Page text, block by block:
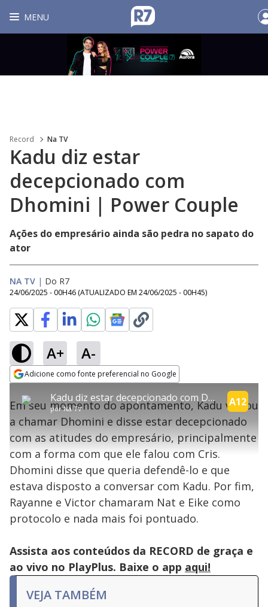
MENU
Record Na TV
Kadu diz estar
decepcionado com
Dhomini | Power Couple
Ações do empresário ainda são pedra no sapato do
ator
NA TV | Do R7
24/06/2025 - 00H46 (ATUALIZADO EM 24/06/2025 - 00H45)
A+ A-
Adicione como fonte preferencial no Google
a
window.
modal
be
by
the
key
activating
button.
explore
Conteúdo bloqueado
Lamentamos, mas o vídeo que está tentando assisitr é de exibição
exclusiva em território brasileiro :-(
Kadu diz estar decepcionado com Dhomini | Power Couple
porNa TV
A12
Em seu momento do apontamento, Kadu voltou
a chamar Dhomini e disse estar decepcionado
com as atitudes do empresário, principalmente
com a forma com que ele falou com Cris.
Dhomini disse que queria defendê-lo e que
estava disposto a conversar com Kadu. Por fim,
Rayanne e Victor chamaram Nat e Eike como
protocolo e nada mais foi pontuado.
Assista aos conteúdos da RECORD de graça e
ao vivo no PlayPlus. Baixe o app aqui!
VEJA TAMBÉM